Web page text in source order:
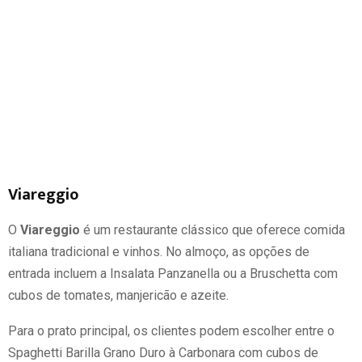
Viareggio
O Viareggio é um restaurante clássico que oferece comida
italiana tradicional e vinhos. No almoço, as opções de
entrada incluem a Insalata Panzanella ou a Bruschetta com
cubos de tomates, manjericão e azeite.
Para o prato principal, os clientes podem escolher entre o
Spaghetti Barilla Grano Duro à Carbonara com cubos de